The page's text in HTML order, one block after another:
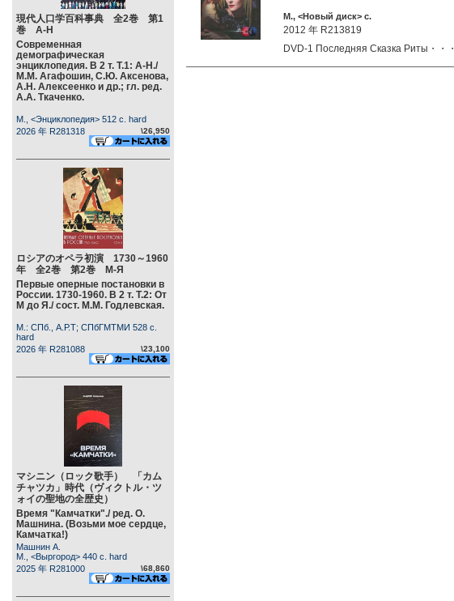
現代人口学百科事典 全2巻 第1
巻 А-Н
Современная
демографическая
энциклопедия. В 2 т. Т.1: А-Н./
М.М. Агафошин, С.Ю. Аксенова,
А.Н. Алексеенко и др.; гл. ред.
А.А. Ткаченко.
М., <Энциклопедия> 512 c. hard
2026 年 R281318
\26,950
ロシアのオペラ初演 1730～1960
年 全2巻 第2巻 М-Я
Первые оперные постановки в
России. 1730-1960. В 2 т. Т.2: От
М до Я./ сост. М.М. Годлевская.
М.: СПб., А.Р.Т; СПбГМТМИ 528 c.
hard
2026 年 R281088
\23,100
マシニン（ロック歌手） 「カム
チャツカ」時代（ヴィクトル・ツ
ォイの聖地の全歴史）
Время "Камчатки"./ ред. О.
Машнина. (Возьми мое сердце,
Камчатка!)
Машнин А.
М., <Выргород> 440 c. hard
2025 年 R281000
\68,860
М., <Новый диск> c.
2012 年 R213819
DVD-1 Последняя Сказка Риты・・・